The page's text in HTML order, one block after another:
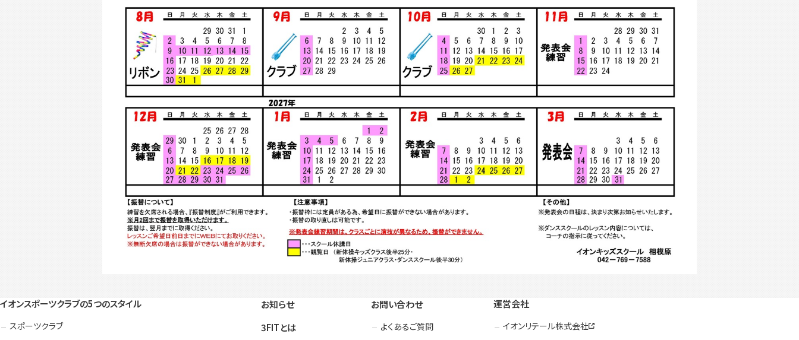
イオンスポーツクラブの5つのスタイル
スポーツクラブ
お知らせ
3FITとは
お問い合わせ
よくあるご質問
運営会社
イオンリテール株式会社